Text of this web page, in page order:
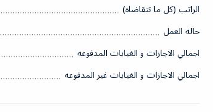
الراتب (كل ما تتقاضاه)
حاله العمل
اجمالي الاجازات و الغيابات المدفوعه
اجمالي الاجازات و الغيابات غير المدفوعه